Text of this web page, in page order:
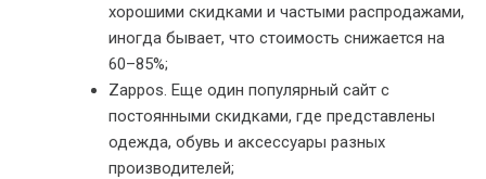
хорошими скидками и частыми распродажами,
иногда бывает, что стоимость снижается на
60–85%;
Zappos. Еще один популярный сайт с
постоянными скидками, где представлены
одежда, обувь и аксессуары разных
производителей;